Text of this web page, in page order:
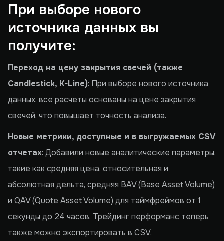
При выборе нового
источника данных вы
получите:
Переход на цену закрытия свечей (также
Candlestick, K-Line): При выборе нового источника
данных, все расчеты основаны на цене закрытия
свечей, что повышает точность анализа.
Новые метрики, доступные и в выгружаемых CSV
отчетах: Добавили новые аналитические параметры,
такие как средняя цена, относительная и
абсолютная дельта, средняя BAV (Base Asset Volume)
и QAV (Quote Asset Volume) для таймфреймов от 1
секунды до 24 часов. Трейдинг перформанс теперь
также можно экспортировать в CSV.